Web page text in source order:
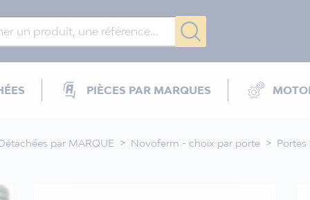
PIÈCES PAR MARQUES
par MARQUE Novoferm - choix par porte